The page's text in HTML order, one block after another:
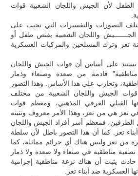
الطفل لأن الجيش واللجان الشعبية قوات
التصورات والتفسيرات التي تجيب على
واللجان الشعبية بقنص طفل أو
وترك المسلحين والمركبات العسكرية
يستند على أساس أن قوات الجيش واللجان
مناطقية" قادمة من صعدة وصنعاء وذمار
وتحارب على هذا الأساس. وهذا التصور
الجيش واللجان الشعبية من مختلف
القبلي العرقي المذهبي، ومعظم قوات
تعز هي من تعز، وهذا الأمر معروف وتثبته
الطرفين، فمعظم أسر أفراد الجيش واللجان
تعز. كما أن هذا التصور باطل لأن سلطة
من تعز وليس هناك أي جرائم مماثلة، كما
مناطقية في صنعاء ولا صعدة ولا ذمار
حادث يثبت أن هناك نزعة مناطقية إجرامية
العسكرية ضد أبناء تعز.